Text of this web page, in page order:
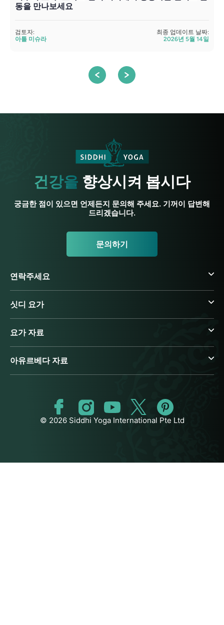
동을 만나보세요
검토자:
아툴 미슈라
최종 업데이트 날짜:
2026년 5월 14일
건강을 향상시켜 봅시다
궁금한 점이 있으면 언제든지 문의해 주세요. 기꺼이 답변해
드리겠습니다.
문의하기
연락주세요
싯디 요가
요가 자료
아유르베다 자료
© 2026 Siddhi Yoga International Pte Ltd